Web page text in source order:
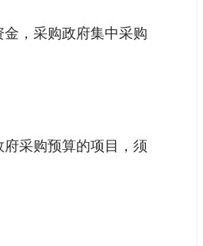
，采购政府集中采购
采购预算的项目，须